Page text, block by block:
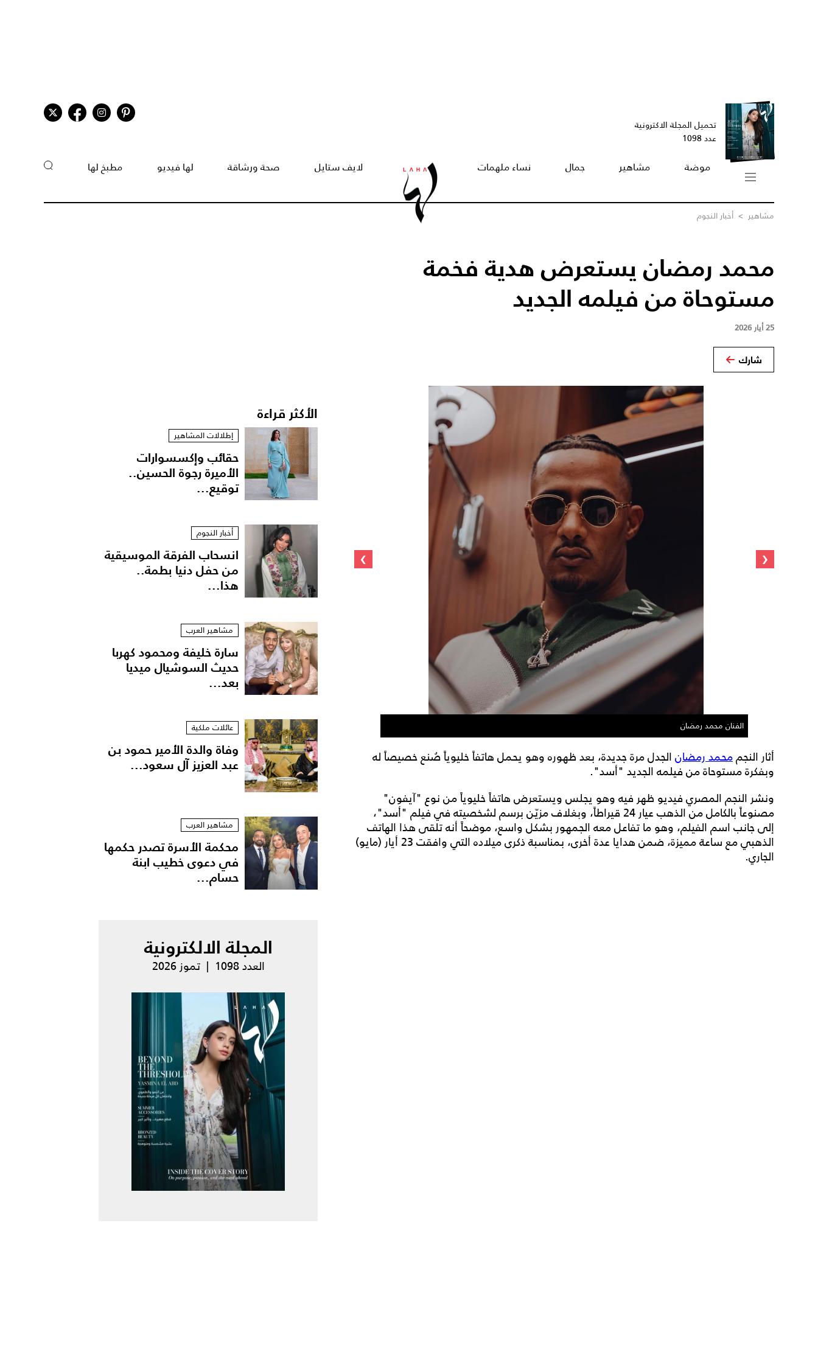
تحميل المجلة الاكترونية
عدد 1098
موضة مشاهير جمال نساء ملهمات لايف ستايل صحة ورشاقة لها فيديو مطبخ لها
مشاهير > أخبار النجوم
محمد رمضان يستعرض هدية فخمة
مستوحاة من فيلمه الجديد
25 أيار 2026
شارك
الفنان محمد رمضان فيلم "أسد" بطولة محمد رمضان
‹
›
أثار النجممحمد رمضان الجدل مرة جديدة، بعد ظهوره وهو يحمل هاتفاً خليوياً صُنع خصيصاً له
وبفكرة مستوحاة من فيلمه الجديد "أسد".
ونشر النجم المصري فيديو ظهر فيه وهو يجلس ويستعرض هاتفاً خليوياً من نوع "آيفون"
مصنوعاً بالكامل من الذهب عيار 24 قيراطاً، وبغلاف مزيّن برسم لشخصيته في فيلم "أسد"،
إلى جانب اسم الفيلم، وهو ما تفاعل معه الجمهور بشكل واسع، موضحاً أنه تلقى هذا الهاتف
الذهبي مع ساعة مميزة، ضمن هدايا عدة أخرى، بمناسبة ذكرى ميلاده التي وافقت 23 أيار (مايو)
الجاري.
الأكثر قراءة
إطلالات المشاهير
حقائب وإكسسوارات
الأميرة رجوة الحسين..
توقيع...
أخبار النجوم
انسحاب الفرقة الموسيقية
من حفل دنيا بطمة..
هذا...
مشاهير العرب
سارة خليفة ومحمود كهربا
حديث السوشيال ميديا
بعد...
عائلات ملكية
وفاة والدة الأمير حمود بن
عبد العزيز آل سعود...
مشاهير العرب
محكمة الأسرة تصدر حكمها
في دعوى خطيب ابنة
حسام...
المجلة الالكترونية
العدد 1098 | تموز 2026